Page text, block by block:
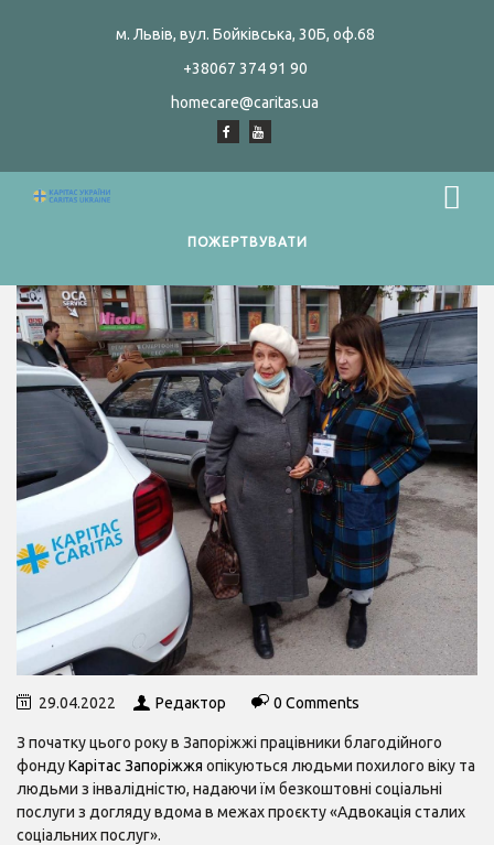
м. Львів, вул. Бойківська, 30Б, оф.68
+38067 374 91 90
homecare@caritas.ua
ПОЖЕРТВУВАТИ
29.04.2022 Редактор 0 Comments
З початку цього року в Запоріжжі працівники благодійного
фондуКарітас Запоріжжя опікуються людьми похилого віку та
людьми з інвалідністю, надаючи їм безкоштовні соціальні
послуги з догляду вдома в межах проєкту «Адвокація сталих
соціальних послуг».